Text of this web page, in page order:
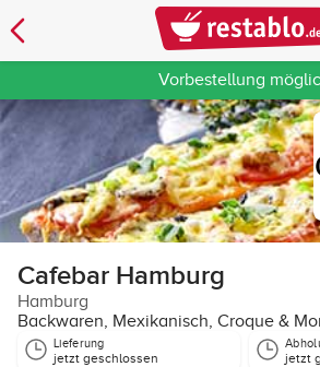
Vorbestellung
Cafebar Hamburg
Hamburg
Backwaren, Mexikanisch, Croque &
Lieferung
jetzt geschlossen jetzt